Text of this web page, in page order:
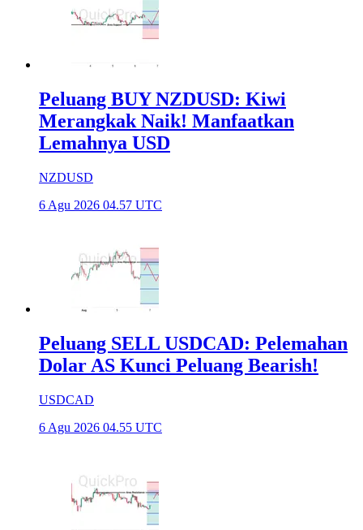
Peluang BUY NZDUSD: Kiwi
Merangkak Naik! Manfaatkan
Lemahnya USD
NZDUSD
6 Agu 2026 04.57 UTC
Peluang SELL USDCAD: Pelemahan
Dolar AS Kunci Peluang Bearish!
USDCAD
6 Agu 2026 04.55 UTC